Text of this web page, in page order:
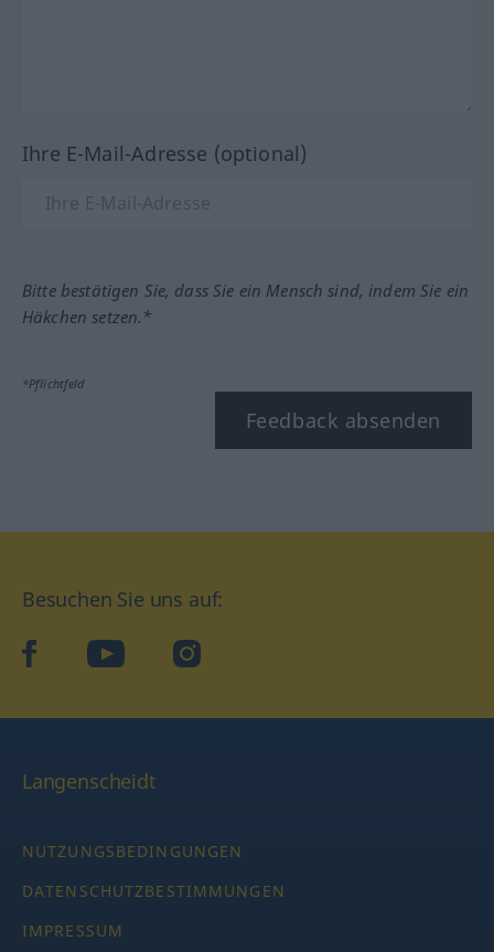
Ihre E-Mail-Adresse (optional)
Bitte bestätigen Sie, dass Sie ein Mensch sind, indem Sie ein
Häkchen setzen.*
*Pflichtfeld
Feedback absenden
Besuchen Sie uns auf:
facebookYouTube Instagram
Langenscheidt
NUTZUNGSBEDINGUNGEN
DATENSCHUTZBESTIMMUNGEN
IMPRESSUM